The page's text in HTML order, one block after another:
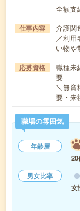
全額支
仕事内容
介護関
／利
い物や
応募資格
職種未
要
＼無
要・来
職場の雰囲気
年齢層
20
男女比率
女